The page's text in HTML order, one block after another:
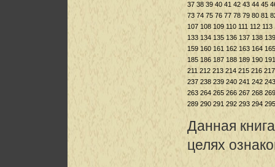
37 38 39 40 41 42 43 44 45
73 74 75 76 77 78 79 80 81
107 108 109 110 111 112 113
133 134 135 136 137 138 139
159 160 161 162 163 164 165
185 186 187 188 189 190 191
211 212 213 214 215 216 217
237 238 239 240 241 242 243
263 264 265 266 267 268 269
289 290 291 292 293 294 295
Данная
целях